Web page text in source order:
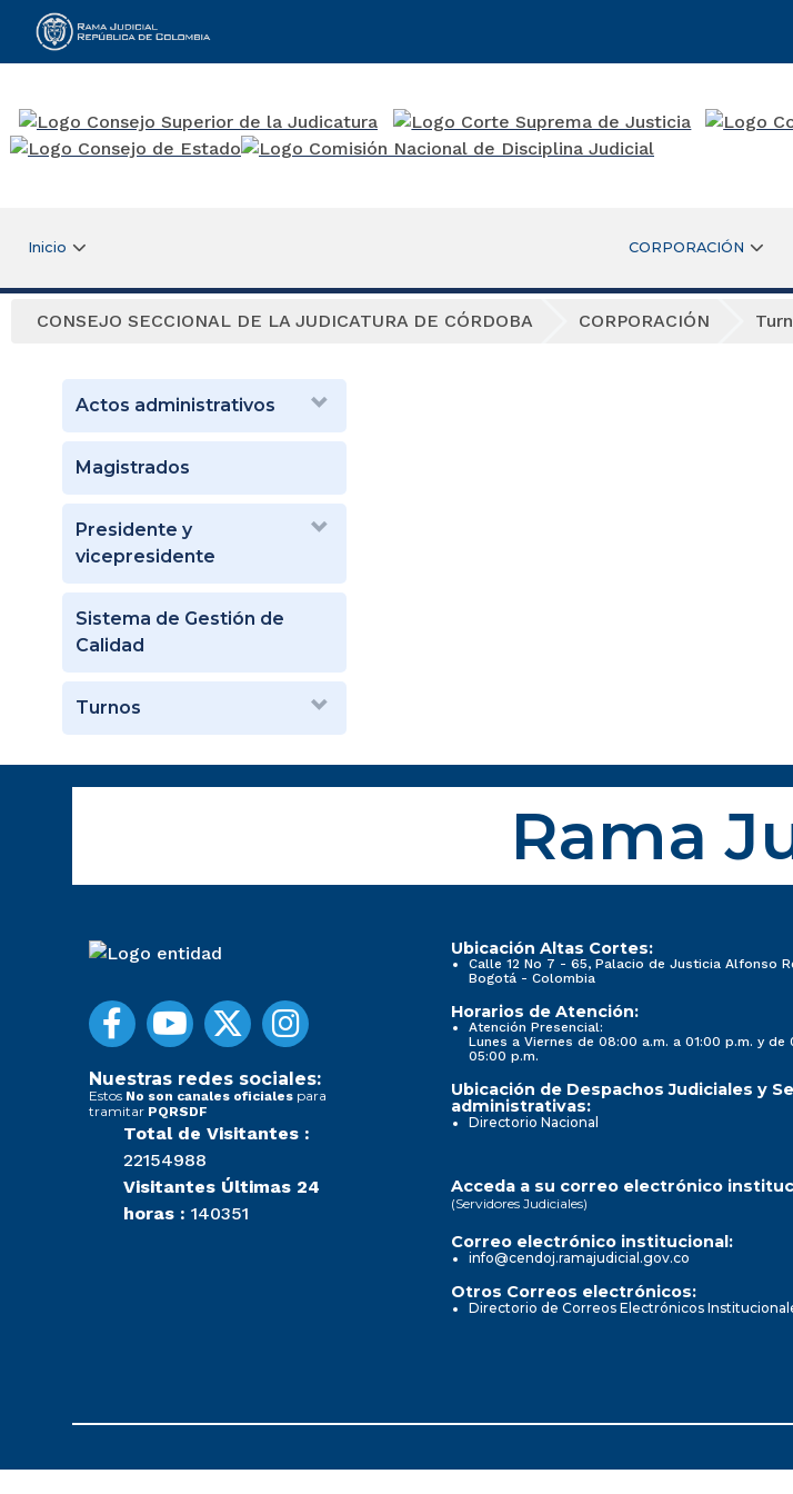
Rama Judicial
Inicio CORPORACIÓN
CONSEJO SECCIONAL DE LA JUDICATURA DE CÓRDOBA CORPORACIÓN
Actos administrativos
Magistrados
Presidente y
vicepresidente
Sistema de Gestión de
Calidad
Turnos
Rama
Nuestras redes sociales:
Estos No son canales oficiales para
tramitar PQRSDF
Total de Visitantes :
22154988
Visitantes Últimas 24
horas : 140351
Ubicación Altas Cortes:
Calle 12 No 7 - 65, Palacio de Justicia Alfonso
Bogotá - Colombia
Horarios de Atención:
Atención Presencial:
Lunes a Viernes de 08:00 a.m. a 01:00 p.m. y de
05:00 p.m.
Ubicación de Despachos Judiciales y
administrativas:
Directorio Nacional
Acceda a su correo electrónico
(Servidores Judiciales)
Correo electrónico institucional:
info@cendoj.ramajudicial.gov.co
Otros Correos electrónicos:
Directorio de Correos Electrónicos